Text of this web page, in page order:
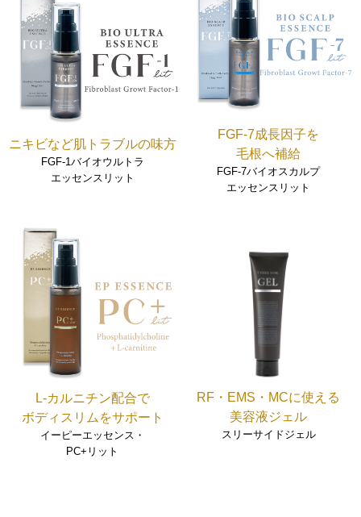
ニキビなど肌トラブルの味方
FGF-1バイオウルトラ
エッセンスリット
FGF-7成長因子を
毛根へ補給
FGF-7バイオスカルプ
エッセンスリット
L-カルニチン配合で
ボディスリムをサポート
イーピーエッセンス・
PC+リット
RF・EMS・MCに使える
美容液ジェル
スリーサイドジェル